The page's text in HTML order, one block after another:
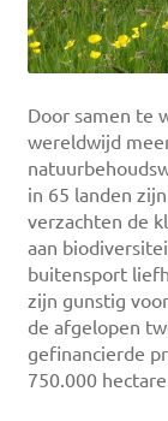
Door samen te
wereldwijd
in 65 landen
verzachten de
aan
buitensport
zijn gunstig
de afgelopen
gefinancierde
750.000